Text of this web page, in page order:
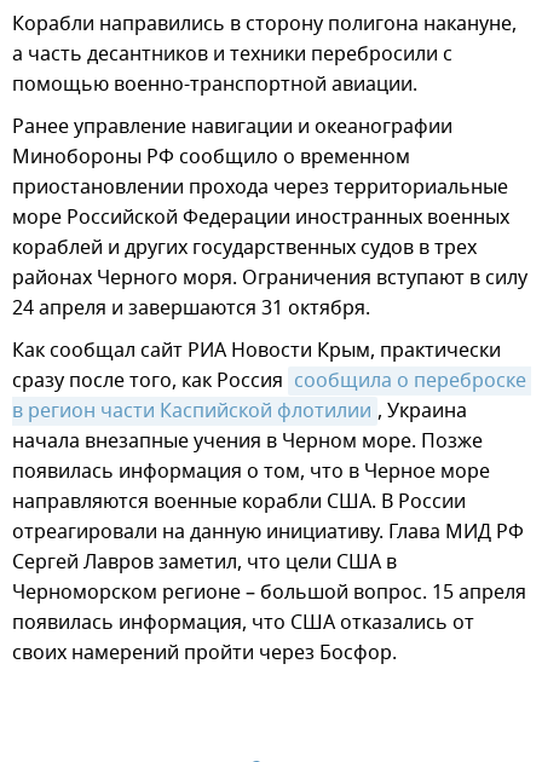
Корабли направились в сторону полигона накануне,
а часть десантников и техники перебросили с
помощью военно-транспортной авиации.
Ранее управление навигации и океанографии
Минобороны РФ сообщило о временном
приостановлении прохода через территориальные
море Российской Федерации иностранных военных
кораблей и других государственных судов в трех
районах Черного моря. Ограничения вступают в силу
24 апреля и завершаются 31 октября.
Как сообщал сайт РИА Новости Крым, практически
сразу после того, как Россия сообщила о переброске
в регион части Каспийской флотилии , Украина
начала внезапные учения в Черном море. Позже
появилась информация о том, что в Черное море
направляются военные корабли США. В России
отреагировали на данную инициативу. Глава МИД РФ
Сергей Лавров заметил, что цели США в
Черноморском регионе – большой вопрос. 15 апреля
появилась информация, что США отказались от
своих намерений пройти через Босфор.